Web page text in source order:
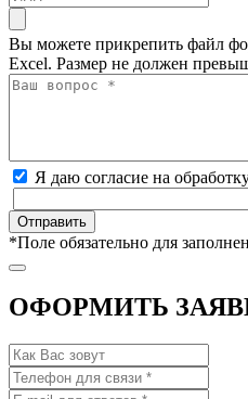
Вы можете прикрепить файл
Excel. Размер не должен
Я даю согласие на
*Поле обязательно для
ОФОРМИТЬ